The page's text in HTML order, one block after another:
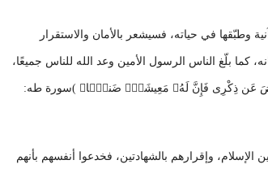
وطبّقها في حياته، فسيشعر بالأمان والاستقرار
كما بلّغ الناس الرسول الأمين وعد الله للناس جميعًا،
عَن ذِكْرِى فَإِنَّ لَهُۥ مَعِيشَةًۭ ضَنكًۭا﴾ )سورة طه:
وإقرارهم بالشهادتين، فخدعوا أنفسهم بأنهم